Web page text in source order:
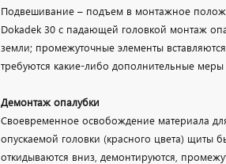
Подвешивание – подъем в монтажное
Dokadek 30 с падающей головкой монтаж
земли; промежуточные элементы
требуются какие-либо дополнительные
Демонтаж опалубки
Своевременное освобождение материала
опускаемой головки (красного цвета) щиты
откидываются вниз, демонтируются,